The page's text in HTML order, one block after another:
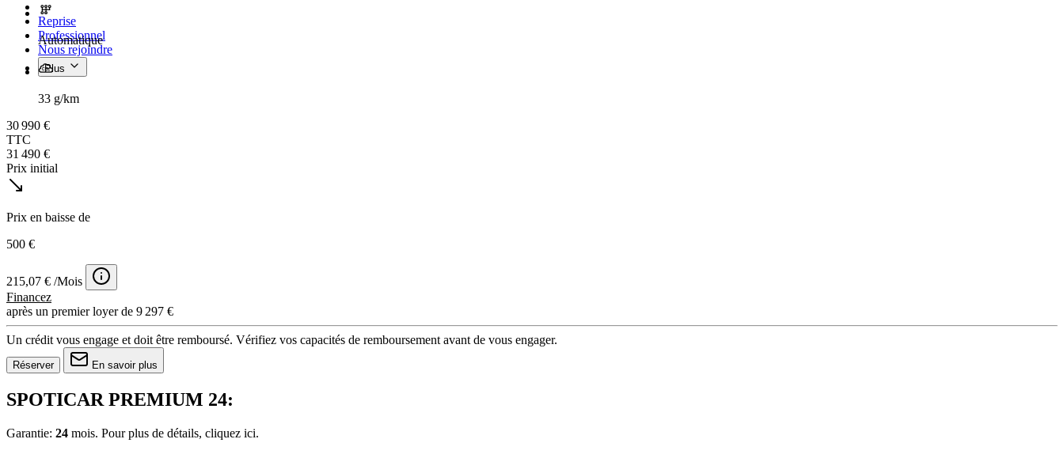
Reprise
Professionnel
Nous rejoindre
Plus
Automatique
33 g/km
30 990 €
TTC
31 490 €
Prix initial
Prix en baisse de
500 €
215,07 € /Mois
Financez
après un premier loyer de 9 297 €
Un crédit vous engage et doit être remboursé. Vérifiez vos capacités de remboursement avant de vous engager.
Réserver En savoir plus
SPOTICAR PREMIUM 24:
Garantie: 24 mois. Pour plus de détails, cliquez ici.